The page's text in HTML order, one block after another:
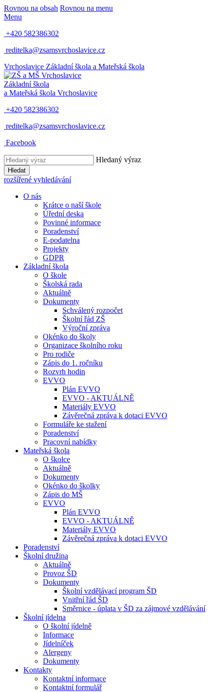
Rovnou na obsah Rovnou na menu
Menu
+420 582386302
reditelka@zsamsvrchoslavice.cz
Vrchoslavice Základní škola a Mateřská škola
Základní škola
a Mateřská škola Vrchoslavice
+420 582386302
reditelka@zsamsvrchoslavice.cz
Facebook
Hledaný výraz
Hledat
rozšířené vyhledávání
O nás
Krátce o naší škole
Úřední deska
Povinné informace
Poradenství
E-podatelna
Projekty
GDPR
Základní škola
O škole
Školská rada
Aktuálně
Dokumenty
Schválený rozpočet
Školní řád ZŠ
Výroční zpráva
Okénko do školy
Organizace školního roku
Pro rodiče
Zápis do 1. ročníku
Rozvrh hodin
EVVO
Plán EVVO
EVVO - AKTUÁLNĚ
Materiály EVVO
Závěrečná zpráva k dotaci EVVO
Formuláře ke stažení
Poradenství
Pracovní nabídky
Mateřská škola
O školce
Aktuálně
Dokumenty
Okénko do školky
Zápis do MŠ
EVVO
Plán EVVO
EVVO - AKTUÁLNĚ
Materiály EVVO
Závěrečná zpráva k dotaci EVVO
Poradenství
Školní družina
Aktuálně
Provoz ŠD
Dokumenty
Školní vzdělávací program ŠD
Vnitřní řád ŠD
Směrnice - úplata v ŠD za zájmové vzdělávání
Školní jídelna
O školní jídelně
Informace
Jídelníček
Alergeny
Dokumenty
Kontakty
Kontaktní informace
Kontaktní formulář